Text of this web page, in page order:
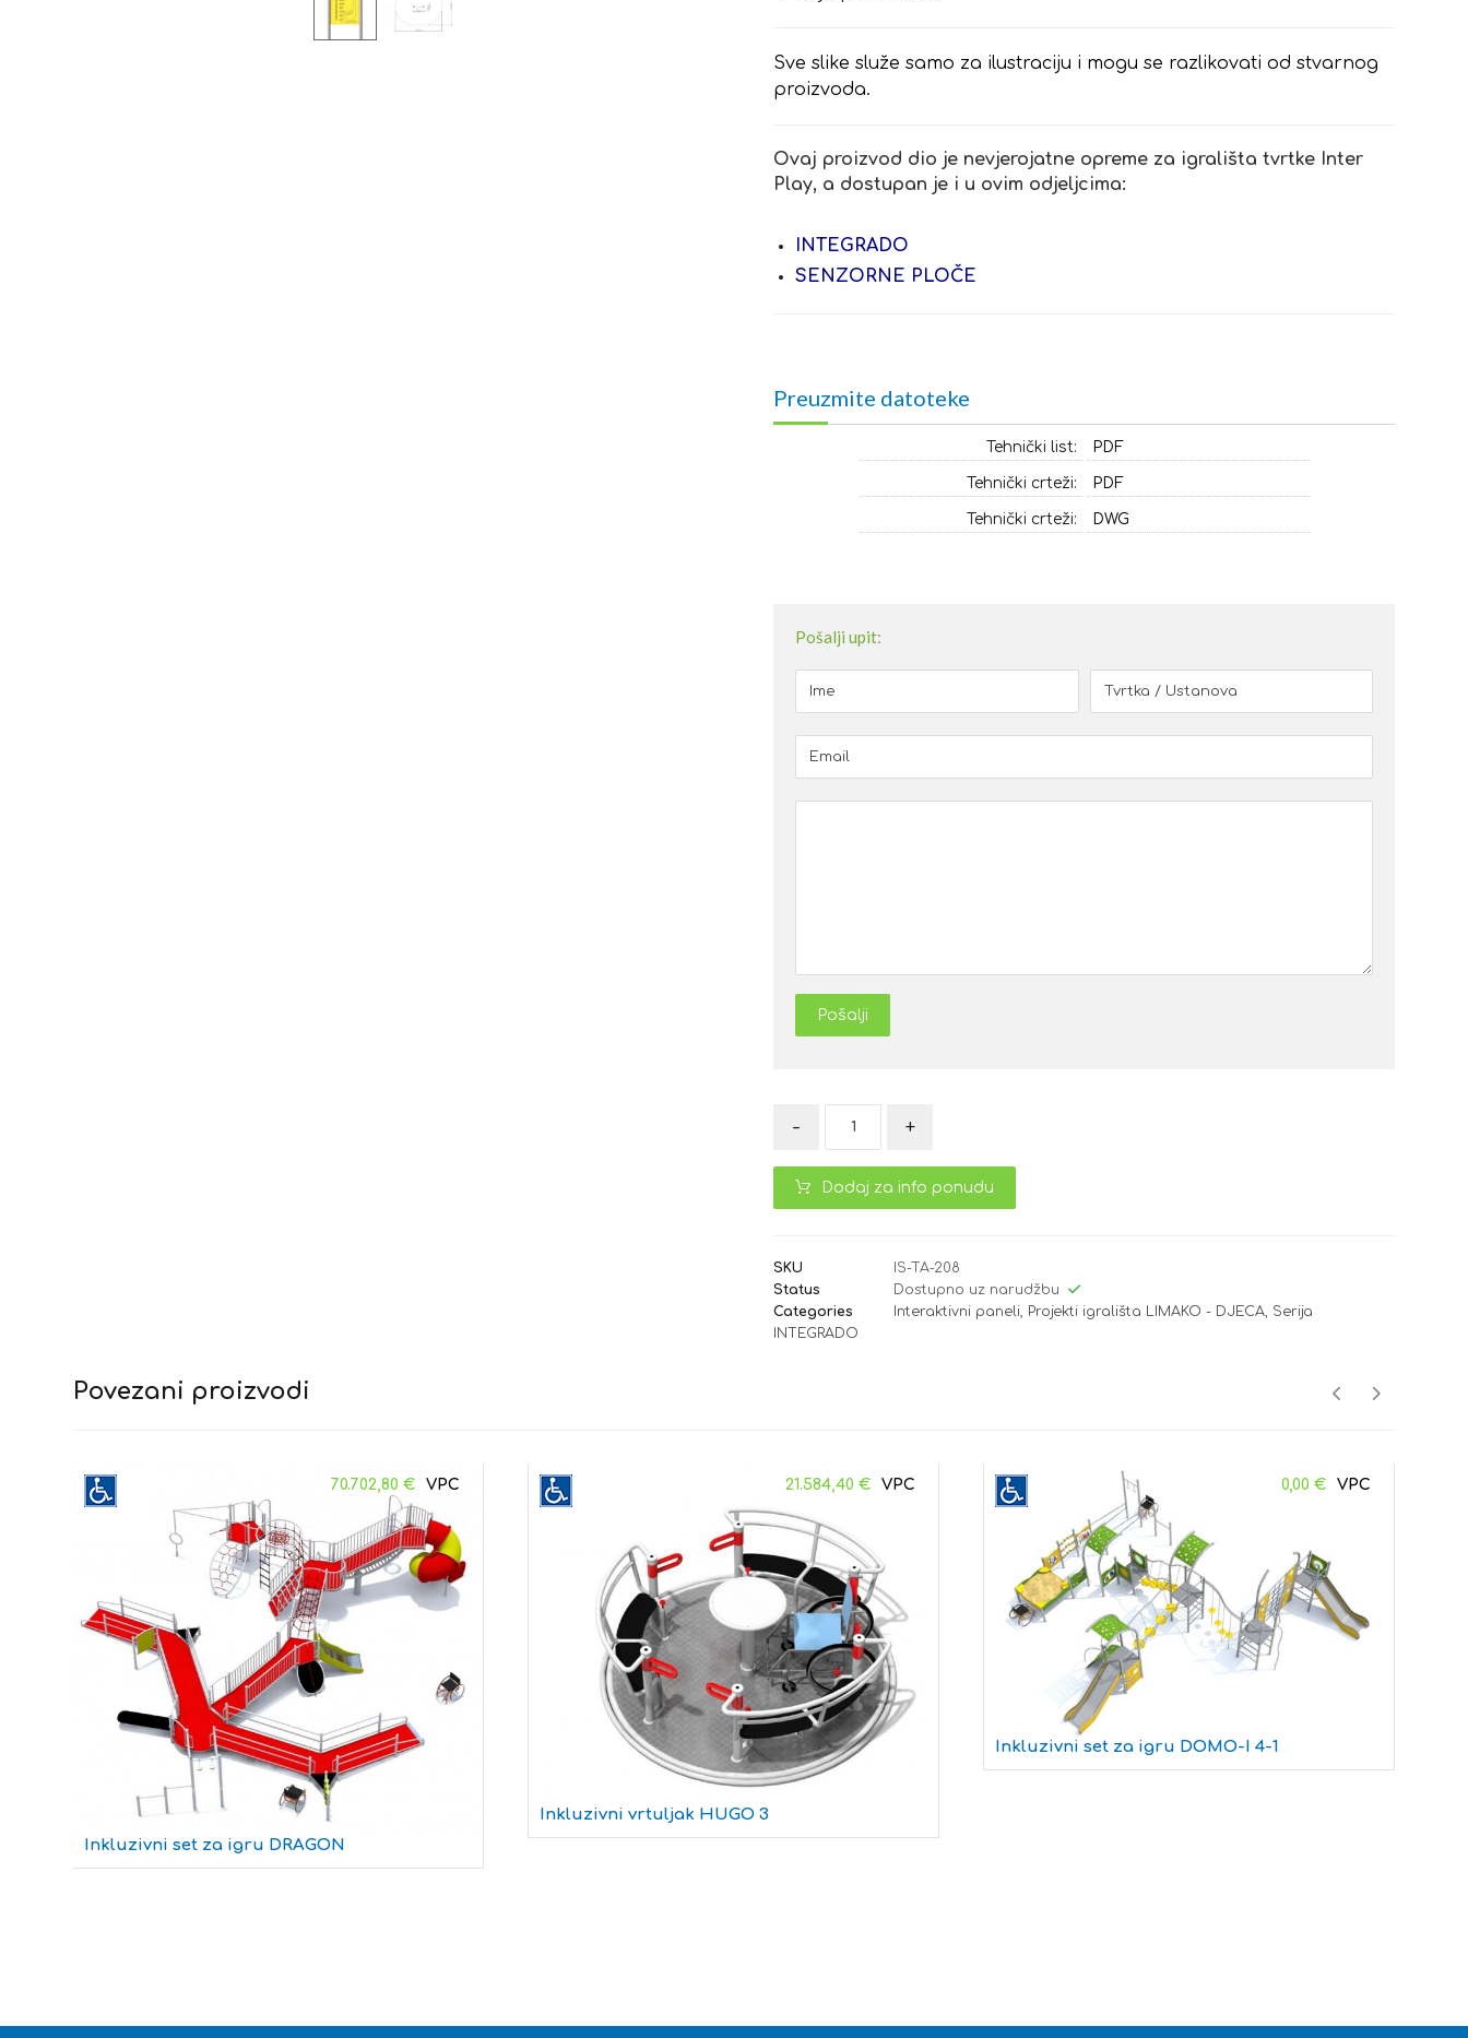
Sve slike služe samo za ilustraciju i mogu se razlikovati od stvarnog
proizvoda.
Ovaj proizvod dio je nevjerojatne opreme za igrališta tvrtke Inter
Play, a dostupan je i u ovim odjeljcima:
INTEGRADO
SENZORNE PLOČE
Preuzmite datoteke
Tehnički list: PDF
Tehnički crteži: PDF
Tehnički crteži: DWG
Pošalji upit:
Pošalji
- +
Dodaj za info ponudu
SKU
IS-TA-208
Status
Dostupno uz narudžbu
Categories
Interaktivni paneli, Projekti igrališta LIMAKO - DJECA, Serija
INTEGRADO
Povezani proizvodi
Inkluzivni set za igru DRAGON
70.702,80€
Inkluzivni vrtuljak HUGO 3
21.584,40€
Inkluzivni set za igru DOMO-I 4-1
0,00€